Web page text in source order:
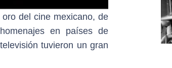
del cine mexicano, de
en países de
tuvieron un gran